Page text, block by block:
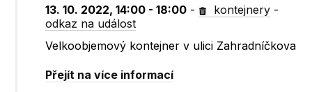
13. 10. 2022, 14:00 - 18:00 - kontejnery -
odkaz na událost
Velkoobjemový kontejner v ulici Zahradníčkova
Přejít na více informací